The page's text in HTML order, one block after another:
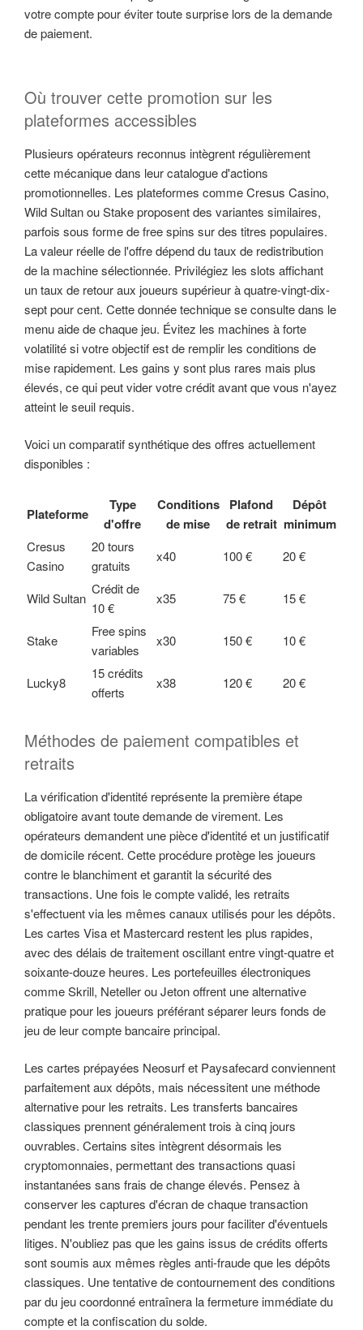
votre compte pour éviter toute surprise lors de la demande
de paiement.
Où trouver cette promotion sur les
plateformes accessibles
Plusieurs opérateurs reconnus intègrent régulièrement
cette mécanique dans leur catalogue d'actions
promotionnelles. Les plateformes comme Cresus Casino,
Wild Sultan ou Stake proposent des variantes similaires,
parfois sous forme de free spins sur des titres populaires.
La valeur réelle de l'offre dépend du taux de redistribution
de la machine sélectionnée. Privilégiez les slots affichant
un taux de retour aux joueurs supérieur à quatre-vingt-dix-
sept pour cent. Cette donnée technique se consulte dans le
menu aide de chaque jeu. Évitez les machines à forte
volatilité si votre objectif est de remplir les conditions de
mise rapidement. Les gains y sont plus rares mais plus
élevés, ce qui peut vider votre crédit avant que vous n'ayez
atteint le seuil requis.
Voici un comparatif synthétique des offres actuellement
disponibles :
Plateforme
Type
d'offre
Conditions
de mise
Plafond
de retrait
Dépôt
minimum
Cresus
Casino
20 tours
gratuits
x40 100 € 20 €
Wild Sultan
Crédit de
10 €
x35 75 € 15 €
Stake
Free spins
variables
x30 150 € 10 €
Lucky8
15 crédits
offerts
x38 120 € 20 €
Méthodes de paiement compatibles et
retraits
La vérification d'identité représente la première étape
obligatoire avant toute demande de virement. Les
opérateurs demandent une pièce d'identité et un justificatif
de domicile récent. Cette procédure protège les joueurs
contre le blanchiment et garantit la sécurité des
transactions. Une fois le compte validé, les retraits
s'effectuent via les mêmes canaux utilisés pour les dépôts.
Les cartes Visa et Mastercard restent les plus rapides,
avec des délais de traitement oscillant entre vingt-quatre et
soixante-douze heures. Les portefeuilles électroniques
comme Skrill, Neteller ou Jeton offrent une alternative
pratique pour les joueurs préférant séparer leurs fonds de
jeu de leur compte bancaire principal.
Les cartes prépayées Neosurf et Paysafecard conviennent
parfaitement aux dépôts, mais nécessitent une méthode
alternative pour les retraits. Les transferts bancaires
classiques prennent généralement trois à cinq jours
ouvrables. Certains sites intègrent désormais les
cryptomonnaies, permettant des transactions quasi
instantanées sans frais de change élevés. Pensez à
conserver les captures d'écran de chaque transaction
pendant les trente premiers jours pour faciliter d'éventuels
litiges. N'oubliez pas que les gains issus de crédits offerts
sont soumis aux mêmes règles anti-fraude que les dépôts
classiques. Une tentative de contournement des conditions
par du jeu coordonné entraînera la fermeture immédiate du
compte et la confiscation du solde.